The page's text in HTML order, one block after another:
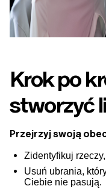
Krok po
stworzyć
Przejrzyj swoją
Zidentyfikuj
Usuń ubrania,
Ciebie nie pasują.